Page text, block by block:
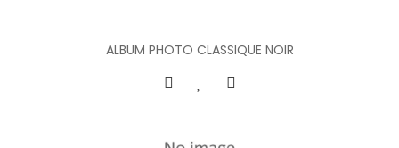
ALBUM PHOTO CLASSIQUE NOIR